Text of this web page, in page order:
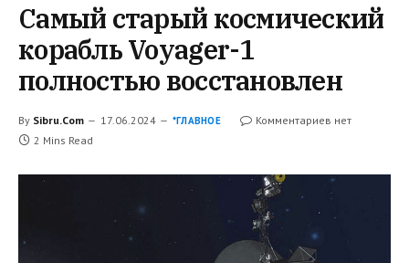
Самый старый космический
корабль Voyager-1
полностью восстановлен
By Sibru.Com 17.06.2024 *ГЛАВНОЕ
Комментариев нет
2 Mins Read